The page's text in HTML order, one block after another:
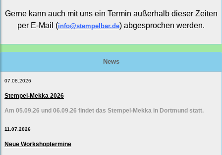
Gerne kann auch mit uns ein Termin außerhalb dieser Zeiten
per E-Mail (info@stempelbar.de) abgesprochen werden.
News
07.08.2026
Stempel-Mekka 2026
Am 05.09.26 und 06.09.26 findet das Stempel-Mekka in Dortmund statt.
11.07.2026
Neue Workshoptermine